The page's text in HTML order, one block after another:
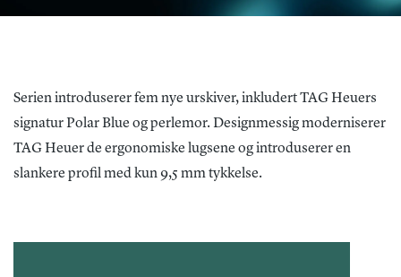
Serien introduserer fem nye urskiver, inkludert TAG Heuers
signatur Polar Blue og perlemor. Designmessig moderniserer
TAG Heuer de ergonomiske lugsene og introduserer en
slankere profil med kun 9,5 mm tykkelse.